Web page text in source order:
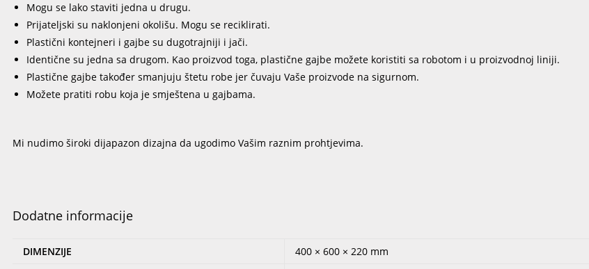
Mogu se lako staviti jedna u drugu.
Prijateljski su naklonjeni okolišu. Mogu se reciklirati.
Plastični kontejneri i gajbe su dugotrajniji i jači.
Identične su jedna sa drugom. Kao proizvod toga, plastične gajbe možete koristiti sa robotom i u proizvodnoj liniji.
Plastične gajbe također smanjuju štetu robe jer čuvaju Vaše proizvode na sigurnom.
Možete pratiti robu koja je smještena u gajbama.
Mi nudimo široki dijapazon dizajna da ugodimo Vašim raznim prohtjevima.
Dodatne informacije
DIMENZIJE
400 × 600 × 220 mm